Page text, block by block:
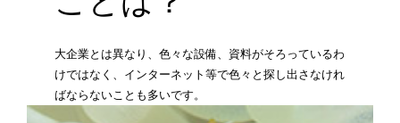
大企業とは異なり、色々な設備、資料がそろっているわ
けではなく、インターネット等で色々と探し出さなけれ
ばならないことも多いです。